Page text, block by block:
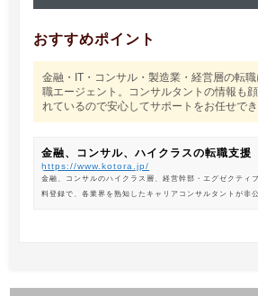
おすすめポイント
金融・IT・コンサル・製造業・経営層の転
職エージェント。コンサルタントの情報も
れているので安心してサポートをお任せでき
金融、コンサル、ハイクラスの転職支援
https://www.kotora.jp/
金融、コンサルのハイクラス層、経営幹部・エグゼクティ
料登録で、各業界を熟知したキャリアコンサルタントが非